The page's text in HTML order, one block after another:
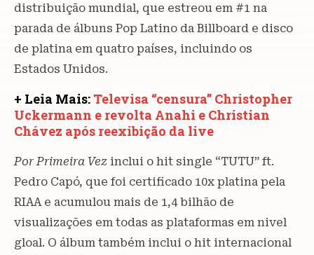
distribuição mundial, que estreou em #1 na
parada de álbuns Pop Latino da Billboard e disco
de platina em quatro países, incluindo os
Estados Unidos.
+ Leia Mais: Televisa “censura” Christopher
Uckermann e revolta Anahi e Christian
Chávez após reexibição da live
Por Primeira Vez inclui o hit single “TUTU” ft.
Pedro Capó, que foi certificado 10x platina pela
RIAA e acumulou mais de 1,4 bilhão de
visualizações em todas as plataformas em nivel
gloal. O álbum também inclui o hit internacional